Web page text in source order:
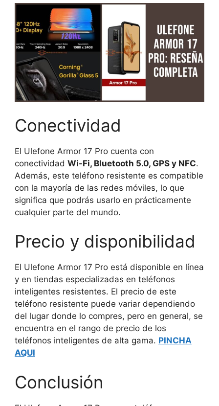
Conectividad
El Ulefone Armor 17 Pro cuenta con
conectividad Wi-Fi, Bluetooth 5.0, GPS y NFC.
Además, este teléfono resistente es compatible
con la mayoría de las redes móviles, lo que
significa que podrás usarlo en prácticamente
cualquier parte del mundo.
Precio y disponibilidad
El Ulefone Armor 17 Pro está disponible en línea
y en tiendas especializadas en teléfonos
inteligentes resistentes. El precio de este
teléfono resistente puede variar dependiendo
del lugar donde lo compres, pero en general, se
encuentra en el rango de precio de los
teléfonos inteligentes de alta gama. PINCHA
AQUI
Conclusión